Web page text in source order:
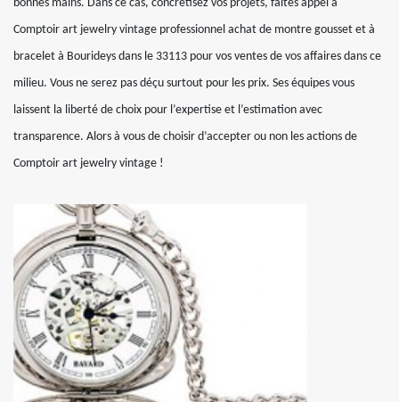
bonnes mains. Dans ce cas, concrétisez vos projets, faites appel à
Comptoir art jewelry vintage professionnel achat de montre gousset et à
bracelet à Bourideys dans le 33113 pour vos ventes de vos affaires dans ce
milieu. Vous ne serez pas déçu surtout pour les prix. Ses équipes vous
laissent la liberté de choix pour l’expertise et l’estimation avec
transparence. Alors à vous de choisir d’accepter ou non les actions de
Comptoir art jewelry vintage !